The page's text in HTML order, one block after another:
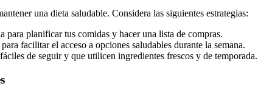
una dieta saludable. Considera las siguientes estrategias:
para planificar tus comidas y hacer una lista de compras.
facilitar el acceso a opciones saludables durante la semana.
de seguir y que utilicen ingredientes frescos y de temporada.